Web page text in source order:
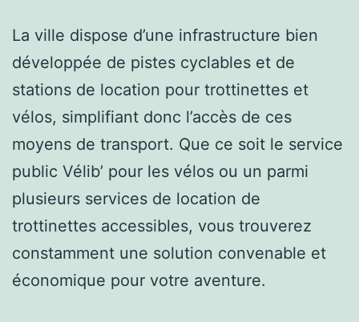
La ville dispose d’une infrastructure bien
développée de pistes cyclables et de
stations de location pour trottinettes et
vélos, simplifiant donc l’accès de ces
moyens de transport. Que ce soit le service
public Vélib’ pour les vélos ou un parmi
plusieurs services de location de
trottinettes accessibles, vous trouverez
constamment une solution convenable et
économique pour votre aventure.